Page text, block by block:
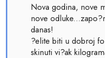
Nova godina, nove
nove
danas!
?elite biti u dobroj
skinuti vi?ak